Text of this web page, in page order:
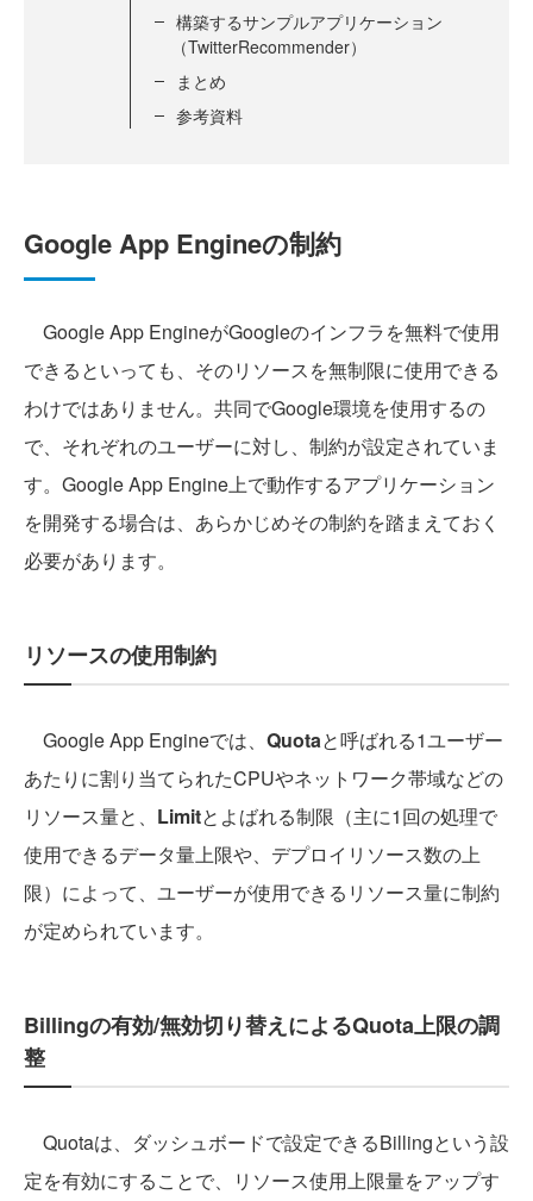
構築するサンプルアプリケーション
（TwitterRecommender）
まとめ
参考資料
Google App Engineの制約
Google App EngineがGoogleのインフラを無料で使用
できるといっても、そのリソースを無制限に使用できる
わけではありません。共同でGoogle環境を使用するの
で、それぞれのユーザーに対し、制約が設定されていま
す。Google App Engine上で動作するアプリケーション
を開発する場合は、あらかじめその制約を踏まえておく
必要があります。
リソースの使用制約
Google App Engineでは、 Quotaと呼ばれる1ユーザー
あたりに割り当てられたCPUやネットワーク帯域などの
リソース量と、 Limitとよばれる制限（主に1回の処理で
使用できるデータ量上限や、デプロイリソース数の上
限）によって、ユーザーが使用できるリソース量に制約
が定められています。
Billingの有効/無効切り替えによるQuota上限の調
整
Quotaは、ダッシュボードで設定できるBillingという設
定を有効にすることで、リソース使用上限量をアップす